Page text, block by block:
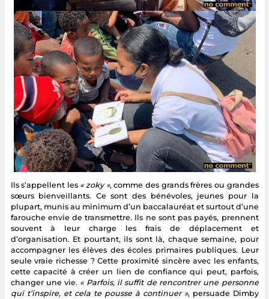
Ils s’appellent les « zoky », comme des grands frères ou grandes
sœurs bienveillants. Ce sont des bénévoles, jeunes pour la
plupart, munis au minimum d’un baccalauréat et surtout d’une
farouche envie de transmettre. Ils ne sont pas payés, prennent
souvent à leur charge les frais de déplacement et
d’organisation. Et pourtant, ils sont là, chaque semaine, pour
accompagner les élèves des écoles primaires publiques. Leur
seule vraie richesse ? Cette proximité sincère avec les enfants,
cette capacité à créer un lien de confiance qui peut, parfois,
changer une vie. « Parfois, il suffit de rencontrer une personne
qui t’inspire, et cela te pousse à continuer », persuade Dimby